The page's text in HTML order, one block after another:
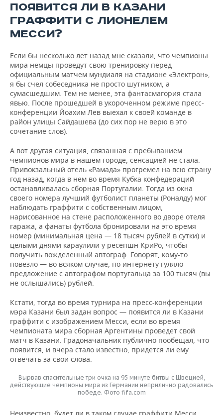
ПОЯВИТСЯ ЛИ В КАЗАНИ
ГРАФФИТИ С ЛИОНЕЛЕМ
МЕССИ?
Если бы несколько лет назад мне сказали, что чемпионы
мира немцы проведут свою тренировку перед
официальным матчем мундиаля на стадионе «Электрон»,
я бы счел собеседника не просто шутником, а
сумасшедшим. Тем не менее, эта фантасмагория стала
явью. После прошедшей в укороченном режиме пресс-
конференции Йоахим Лев выехал к своей команде в
район улицы Сайдашева (до сих пор не верю в это
сочетание слов).
А вот другая ситуация, связанная с пребыванием
чемпионов мира в нашем городе, сенсацией не стала.
Привокзальный отель «Рамада» прогремел на всю страну
год назад, когда в нем во время Кубка конфедераций
останавливалась сборная Португалии. Тогда из окна
своего номера лучший футболист планеты (Роналду) мог
наблюдать граффити с собственным лицом,
нарисованное на стене расположенного во дворе отеля
гаража, а фанаты футбола бронировали на это время
номер (минимальная цена — 18 тысяч рублей в сутки) и
целыми днями караулили у ресепшн КриРо, чтобы
получить вожделенный автограф. Говорят, кому-то
повезло — во всяком случае, по интернету гуляло
предложение с автографом португальца за 100 тысяч (вы
не ослышались) рублей.
Кстати, тогда во время турнира на пресс-конференции
мэра Казани был задан вопрос — появится ли в Казани
граффити с изображением Месси, если во время
чемпионата мира сборная Аргентины проведет свой
матч в Казани. Градоначальник публично пообещал, что
появится, и вчера стало известно, придется ли ему
отвечать за свои слова.
Вырвав спасительные три очка на 95 минуте битвы с Швецией,
действующие чемпионы мира из Германии неприлично радовались
победе. Фото fifa.com